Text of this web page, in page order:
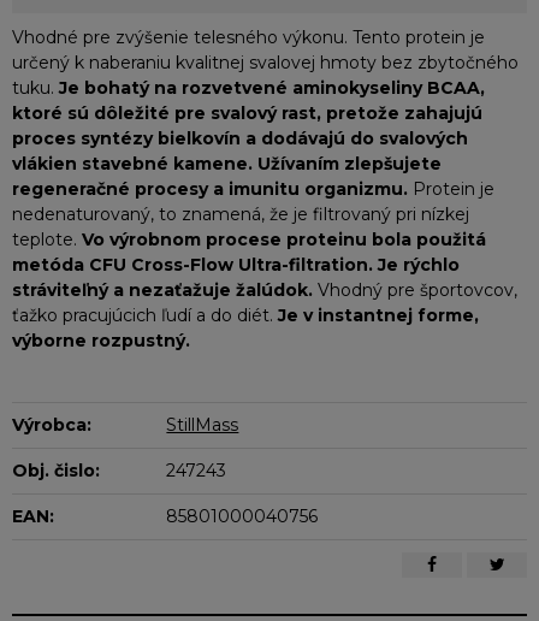
Vhodné pre zvýšenie telesného výkonu. Tento protein je
určený k naberaniu kvalitnej svalovej hmoty bez zbytočného
tuku.Je bohatý na rozvetvené aminokyseliny BCAA,
ktoré sú dôležité pre svalový rast, pretože zahajujú
proces syntézy bielkovín a dodávajú do svalových
vlákien stavebné kamene. Užívaním zlepšujete
regeneračné procesy a imunitu organizmu. Protein je
nedenaturovaný, to znamená, že je filtrovaný pri nízkej
teplote. Vo výrobnom procese proteinu bola použitá
metóda CFU Cross-Flow Ultra-filtration. Je rýchlo
stráviteľný a nezaťažuje žalúdok. Vhodný pre športovcov,
ťažko pracujúcich ľudí a do diét. Je v instantnej forme,
výborne rozpustný.
Výrobca: StillMass
Obj. čislo: 247243
EAN: 85801000040756